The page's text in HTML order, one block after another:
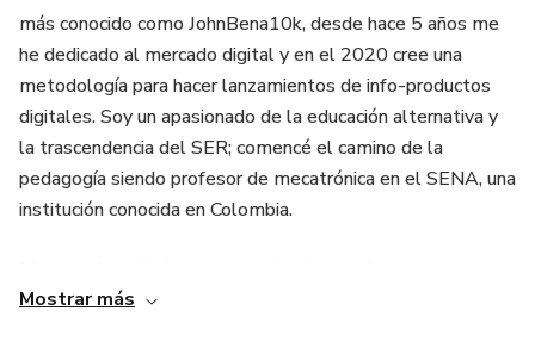
más conocido como JohnBena10k, desde hace 5 años me
he dedicado al mercado digital y en el 2020 cree una
metodología para hacer lanzamientos de info-productos
digitales. Soy un apasionado de la educación alternativa y
la trascendencia del SER; comencé el camino de la
pedagogía siendo profesor de mecatrónica en el SENA, una
institución conocida en Colombia.
facturar 10.000 USD en 24 horas, sin embargo, el mercado
Mostrar más